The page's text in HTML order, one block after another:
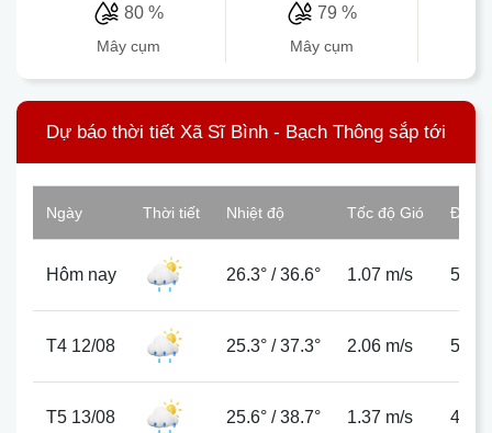
80 %
mây cụm
79 %
mây cụm
Dự báo thời tiết Xã Sĩ Bình - Bạch Thông sắp tới
Ngày Thời tiết Nhiệt độ Tốc độ Gió Độ
Hôm nay 26.3° /36.6° 1.07 m/s 50%
T4 12/08 25.3° /37.3° 2.06 m/s 59%
T5 13/08 25.6° /38.7° 1.37 m/s 40%